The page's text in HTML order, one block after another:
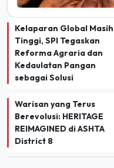
Kelaparan Global Masih
Tinggi, SPI Tegaskan
Reforma Agraria dan
Kedaulatan Pangan
sebagai Solusi
Warisan yang Terus
REIMAGINED di ASHTA
District 8
TERBARU